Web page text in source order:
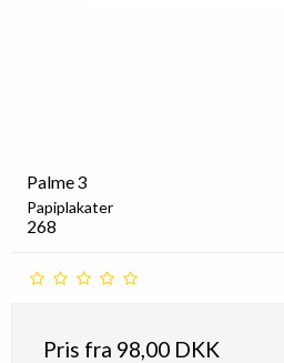
Palme 3
Papiplakater
268
Pris fra 98,00 DKK